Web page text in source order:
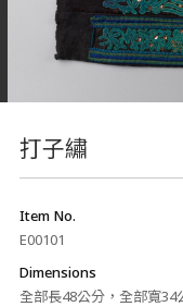
打子繡
Item No.
E00101
Dimensions
全部長48公分，全部寬34